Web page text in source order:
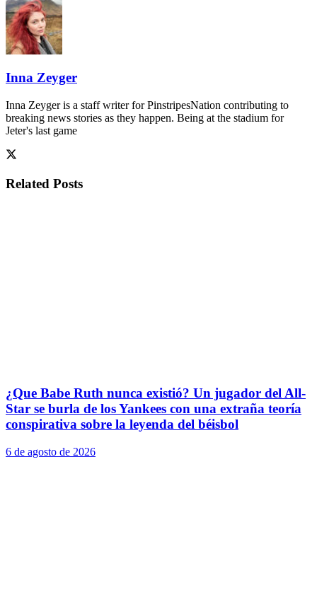
Inna Zeyger
Inna Zeyger is a staff writer for PinstripesNation contributing to
breaking news stories as they happen. Being at the stadium for
Jeter's last game
Related Posts
¿Que Babe Ruth nunca existió? Un jugador del All-
Star se burla de los Yankees con una extraña teoría
conspirativa sobre la leyenda del béisbol
6 de agosto de 2026